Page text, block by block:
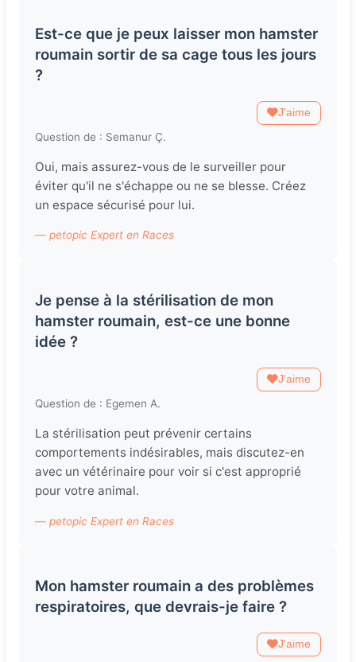
Est-ce que je peux laisser mon hamster
roumain sortir de sa cage tous les jours
?
J'aime
Question de : Semanur Ç.
Oui, mais assurez-vous de le surveiller pour
éviter qu'il ne s'échappe ou ne se blesse. Créez
un espace sécurisé pour lui.
— petopic Expert en Races
Je pense à la stérilisation de mon
hamster roumain, est-ce une bonne
idée ?
J'aime
Question de : Egemen A.
La stérilisation peut prévenir certains
comportements indésirables, mais discutez-en
avec un vétérinaire pour voir si c'est approprié
pour votre animal.
— petopic Expert en Races
Mon hamster roumain a des problèmes
respiratoires, que devrais-je faire ?
J'aime